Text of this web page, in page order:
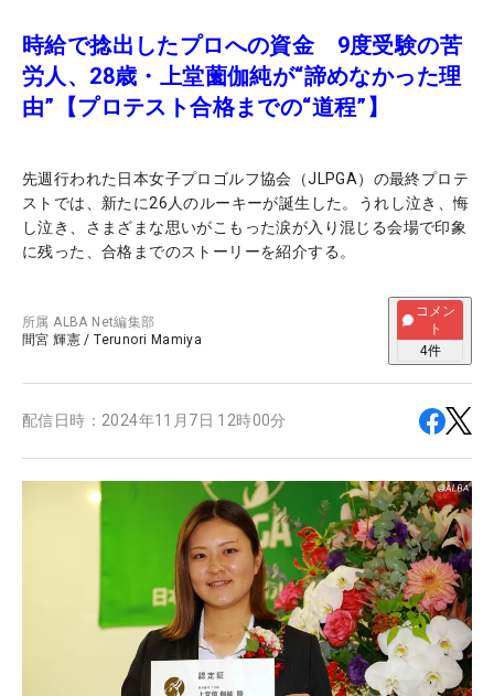
時給で捻出したプロへの資金 9度受験の苦
労人、28歳・上堂薗伽純が“諦めなかった理
由”【プロテスト合格までの“道程”】
先週行われた日本女子プロゴルフ協会（JLPGA）の最終プロテ
ストでは、新たに26人のルーキーが誕生した。うれし泣き、悔
し泣き、さまざまな思いがこもった涙が入り混じる会場で印象
に残った、合格までのストーリーを紹介する。
所属ALBA Net編集部
間宮 輝憲 /Terunori Mamiya
コメン
ト
4件
配信日時： 2024年11月7日 12時00分